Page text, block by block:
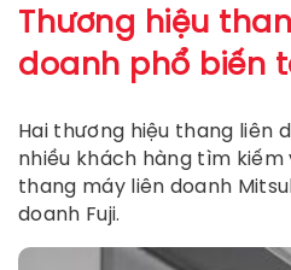
Thương hiệu
doanh phổ biến
Hai thương hiệu thang liên
nhiều khách hàng tìm
thang máy liên doanh
doanh Fuji.